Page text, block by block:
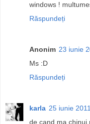
windows !
Răspundeți
Anonim 23 iunie
Ms :D
Răspundeți
karla 25 iunie
de cand ma